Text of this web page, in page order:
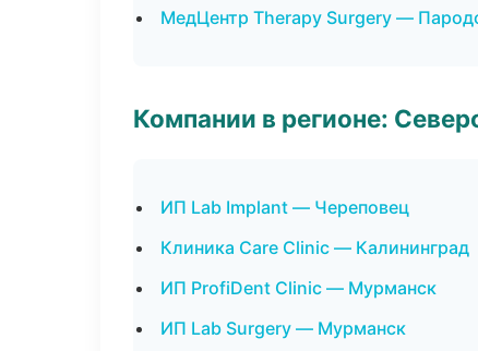
МедЦентр Therapy Surgery —
Компании в регионе:
ИП Lab Implant — Череповец
Клиника Care Clinic — Калининград
ИП ProfiDent Clinic — Мурманск
ИП Lab Surgery — Мурманск